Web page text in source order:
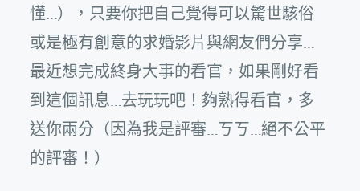
懂…），只要你把自己覺得可以驚世駭俗
或是極有創意的求婚影片與網友們分享…
最近想完成終身大事的看官，如果剛好看
到這個訊息…去玩玩吧！夠熟得看官，多
送你兩分（因為我是評審…ㄎㄎ…絕不公平
的評審！）